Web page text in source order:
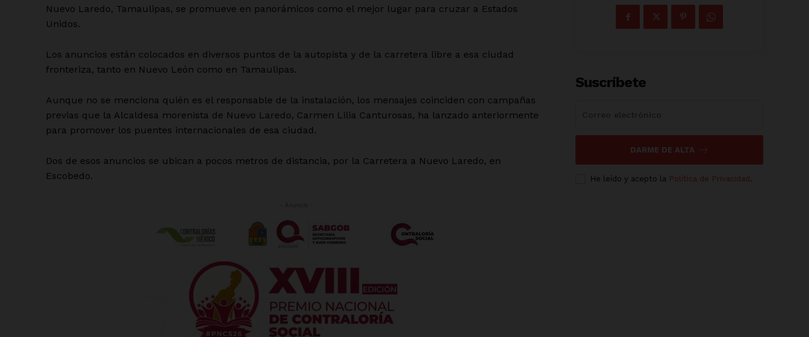
Nuevo Laredo, Tamaulipas, se promueve en panorámicos como el mejor lugar para cruzar a Estados
Unidos.
Los anuncios están colocados en diversos puntos de la autopista y de la carretera libre a esa ciudad
fronteriza, tanto en Nuevo León como en Tamaulipas.
Aunque no se menciona quién es el responsable de la instalación, los mensajes coinciden con campañas
previas que la Alcaldesa morenista de Nuevo Laredo, Carmen Lilia Canturosas, ha lanzado anteriormente
para promover los puentes internacionales de esa ciudad.
Dos de esos anuncios se ubican a pocos metros de distancia, por la Carretera a Nuevo Laredo, en
Escobedo.
Suscríbete
DARME DE ALTA
He leído y acepto la Política de Privacidad .